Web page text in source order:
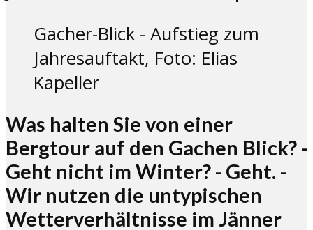
Gacher-Blick - Aufstieg zum
Jahresauftakt, Foto: Elias
Kapeller
Was halten Sie von einer
Bergtour auf den Gachen Blick? -
Geht nicht im Winter? - Geht. -
Wir nutzen die untypischen
Wetterverhältnisse im Jänner